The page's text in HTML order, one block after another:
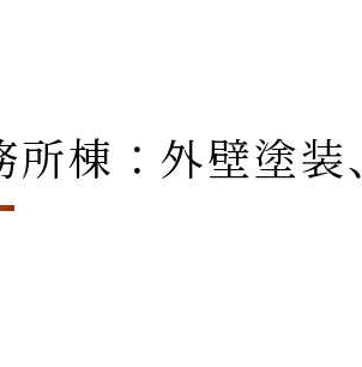
所棟：外壁塗装